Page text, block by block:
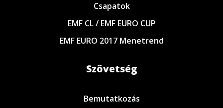
Csapatok
EMF CL / EMF EURO CUP
EMF EURO 2017 Menetrend
Szövetség
Bemutatkozás